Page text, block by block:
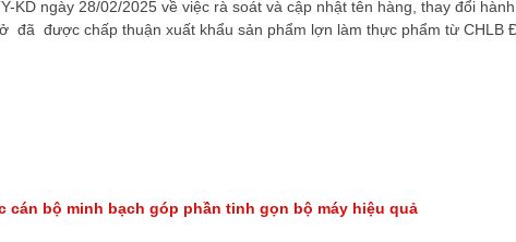
KD ngày 28/02/2025 về việc rà soát và cập nhật tên hàng, thay đổi hành
đã được chấp thuận xuất khẩu sản phẩm lợn làm thực phẩm từ CHLB
cán bộ minh bạch góp phần tinh gọn bộ máy hiệu quả